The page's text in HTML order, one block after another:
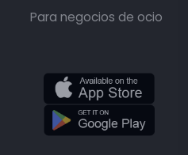
Para negocios de ocio